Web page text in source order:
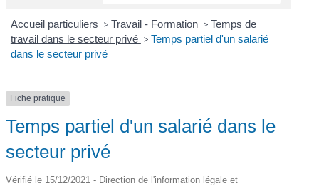
Accueil particuliers > Travail - Formation > Temps de
travail dans le secteur privé > Temps partiel d'un salarié
dans le secteur privé
Fiche pratique
Temps partiel d'un salarié dans le
secteur privé
Vérifié le 15/12/2021 - Direction de l'information légale et